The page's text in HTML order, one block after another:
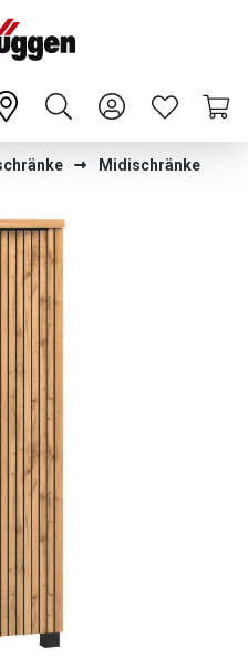
region to see
shop online
CONTINUE
Midischränke